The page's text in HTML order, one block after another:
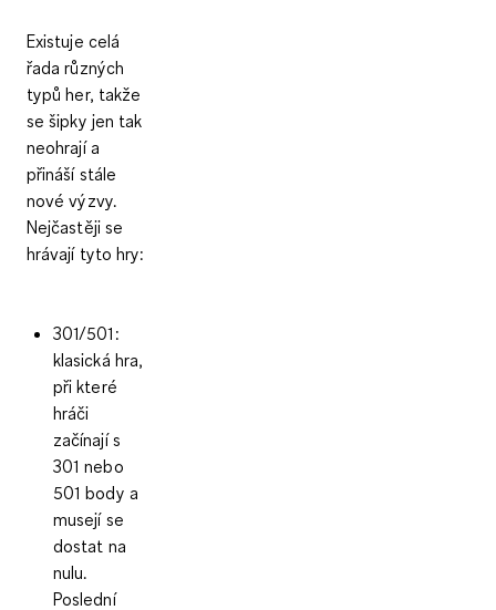
Existuje celá
řada různých
typů her, takže
se šipky jen tak
neohrají a
přináší stále
nové výzvy.
Nejčastěji se
hrávají tyto hry:
301/501 :
klasická hra,
při které
hráči
začínají s
301 nebo
501 body a
musejí se
dostat na
nulu.
Poslední